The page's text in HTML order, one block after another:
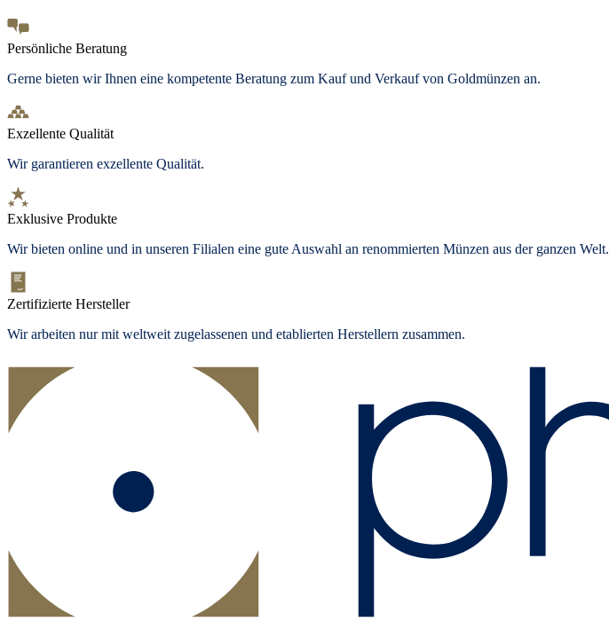
Persönliche Beratung
Gerne bieten wir Ihnen eine kompetente Beratung zum Kauf und Verkauf von Goldmünzen an.
Exzellente Qualität
Wir garantieren exzellente Qualität.
Exklusive Produkte
Wir bieten online und in unseren Filialen eine gute Auswahl an renommierten Münzen aus der ganzen Welt.
Zertifizierte Hersteller
Wir arbeiten nur mit weltweit zugelassenen und etablierten Herstellern zusammen.